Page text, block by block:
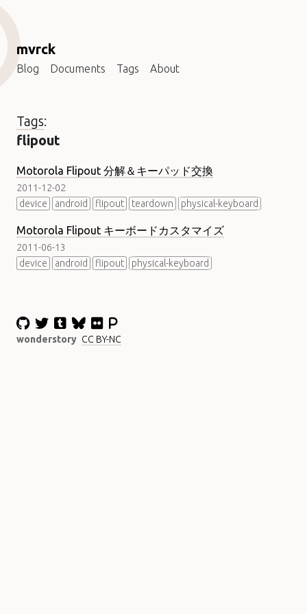
mvrck
Blog Documents Tags About
Tags:
flipout
Motorola Flipout 分解＆キーパッド交換
2011-12-02
device
android flipout teardown physical-keyboard
Motorola Flipout キーボードカスタマイズ
2011-06-13
device
android flipout physical-keyboard
wonderstory CC BY-NC